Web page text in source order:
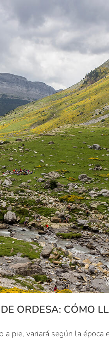
ORDESA: CÓMO
pie, variará según la época